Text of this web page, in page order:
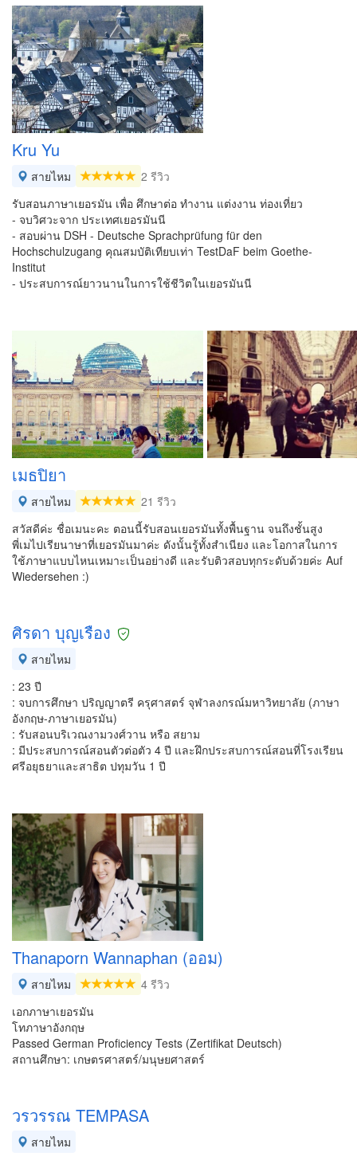
Kru Yu
สายไหม
2 รีวิว
รับสอนภาษาเยอรมัน เพื่อ ศึกษาต่อ ทำงาน แต่งงาน ท่องเที่ยว
- จบวิศวะจาก ประเทศเยอรมันนี
- สอบผ่าน DSH - Deutsche Sprachprüfung für den
Hochschulzugang คุณสมบัติเทียบเท่า TestDaF beim Goethe-
Institut
- ประสบการณ์ยาวนานในการใช้ชีวิตในเยอรมันนี
เมธปิยา
สายไหม
21 รีวิว
สวัสดีค่ะ ชื่อเมนะคะ ตอนนี้รับสอนเยอรมันทั้งพื้นฐาน จนถึงชั้นสูง
พี่เมไปเรียนาษาที่เยอรมันมาค่ะ ดังนั้นรู้ทั้งสำเนียง และโอกาสในการ
ใช้ภาษาแบบไหนเหมาะเป็นอย่างดี และรับติวสอบทุกระดับด้วยค่ะ Auf
Wiedersehen :)
ศิรดา บุญเรือง
สายไหม
: 23 ปี
: จบการศึกษา ปริญญาตรี ครุศาสตร์ จุฬาลงกรณ์มหาวิทยาลัย (ภาษา
อังกฤษ-ภาษาเยอรมัน)
: รับสอนบริเวณงามวงศ์วาน หรือ สยาม
: มีประสบการณ์สอนตัวต่อตัว 4 ปี และฝึกประสบการณ์สอนที่โรงเรียน
ศรีอยุธยาและสาธิต ปทุมวัน 1 ปี
Thanaporn Wannaphan (ออม)
สายไหม
4 รีวิว
เอกภาษาเยอรมัน
โทภาษาอังกฤษ
Passed German Proficiency Tests (Zertifikat Deutsch)
สถานศึกษา: เกษตรศาสตร์/มนุษยศาสตร์
วรวรรณ TEMPASA
สายไหม